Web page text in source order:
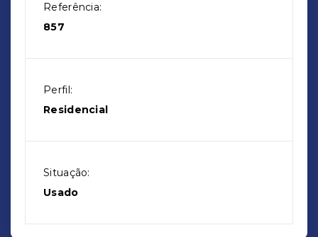
Referência:
857
Perfil:
Residencial
Situação:
Usado